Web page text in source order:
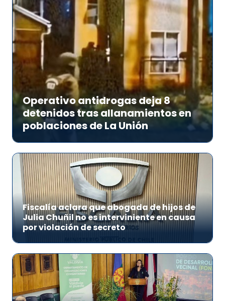
Operativo antidrogas deja 8
detenidos tras allanamientos en
poblaciones de La Unión
Fiscalía aclara que abogada de hijos de
Julia Chuñil no es interviniente en causa
por violación de secreto